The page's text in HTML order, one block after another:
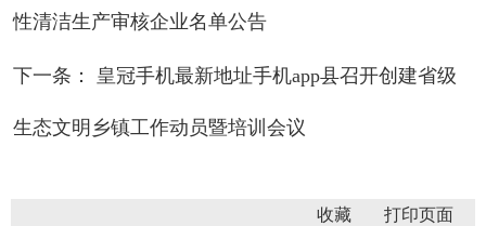
性清洁生产审核企业名单公告
下一条： 皇冠手机最新地址手机app县召开创建省级
生态文明乡镇工作动员暨培训会议
收藏